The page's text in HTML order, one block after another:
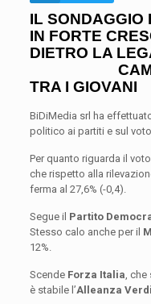
IL SONDAGGIO
IN FORTE
CAMPO
TRA I GIOVANI
BiDiMedia srl ha
politico ai partiti e sul
Per quanto riguarda il
che rispetto alla
ferma al 27,6% (-0,4).
Segue il Partito
Stesso calo anche per il
12%.
Scende Forza Italia ,
è stabile l’Alleanza